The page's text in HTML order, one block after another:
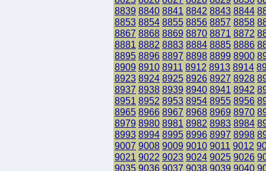
8839 8840 8841 8842 8843 8844
8853 8854 8855 8856 8857 8858
8867 8868 8869 8870 8871 8872
8881 8882 8883 8884 8885 8886
8895 8896 8897 8898 8899 8900
8909 8910 8911 8912 8913 8914
8923 8924 8925 8926 8927 8928
8937 8938 8939 8940 8941 8942
8951 8952 8953 8954 8955 8956
8965 8966 8967 8968 8969 8970
8979 8980 8981 8982 8983 8984
8993 8994 8995 8996 8997 8998
9007 9008 9009 9010 9011 9012
9021 9022 9023 9024 9025 9026
9035 9036 9037 9038 9039 9040